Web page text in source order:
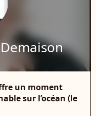
un moment
sur l’océan (le